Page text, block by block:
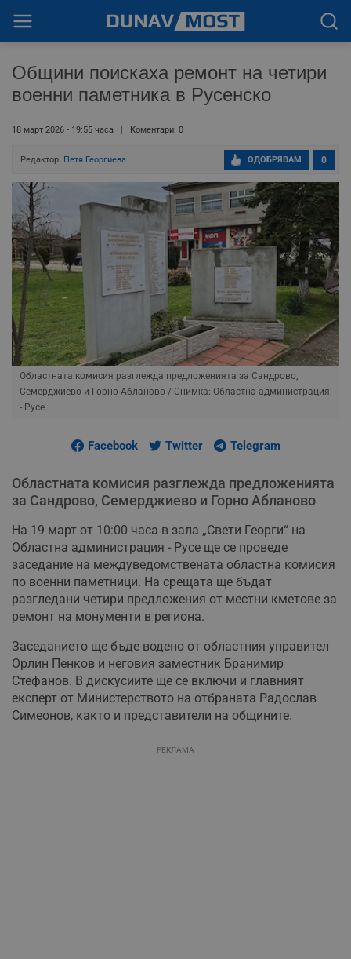
Общини поискаха ремонт на четири
военни паметника в Русенско
18 март 2026 - 19:55 часа Коментари: 0
Редактор: Петя Георгиева 0
ОДОБРЯВАМ
Областната комисия разглежда предложенията за Сандрово,
Семерджиево и Горно Абланово / Снимка: Областна администрация
- Русе
Facebook Twitter Telegram
Областната комисия разглежда предложенията
за Сандрово, Семерджиево и Горно Абланово
На 19 март от 10:00 часа в зала „Свети Георги“ на
Областна администрация - Русе ще се проведе
заседание на междуведомствената областна комисия
по военни паметници. На срещата ще бъдат
разгледани четири предложения от местни кметове за
ремонт на монументи в региона.
Заседанието ще бъде водено от областния управител
Орлин Пенков и неговия заместник Бранимир
Стефанов. В дискусиите ще се включи и главният
експерт от Министерството на отбраната Радослав
Симеонов, както и представители на общините.
РЕКЛАМА